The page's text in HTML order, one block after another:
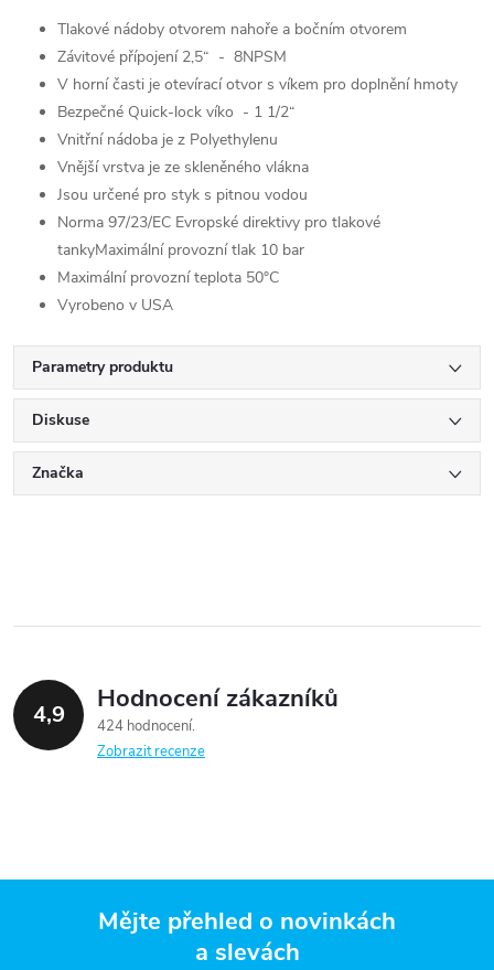
Tlakové nádoby otvorem nahoře a bočním otvorem
Závitové přípojení 2,5“ - 8NPSM
V horní časti je otevírací otvor s víkem pro doplnění hmoty
Bezpečné Quick-lock víko - 1 1/2“
Vnitřní nádoba je z Polyethylenu
Vnější vrstva je ze skleněného vlákna
Jsou určené pro styk s pitnou vodou
Norma 97/23/EC Evropské direktivy pro tlakové
tankyMaximální provozní tlak 10 bar
Maximální provozní teplota 50°C
Vyrobeno v USA
Parametry produktu
Diskuse
Značka
4,9 Hodnocení zákazníků
424 hodnocení
Zobrazit recenze
Mějte přehled o novinkách
a slevách